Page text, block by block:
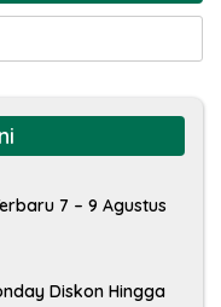
7 – 9 Agustus
Diskon Hingga